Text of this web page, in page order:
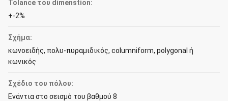
Tolance του dimenstion:
+-2%
Σχήμα:
κωνοειδής, πολυ-πυραμιδικός, columniform, polygonal ή
κωνικός
Σχέδιο του πόλου:
Ενάντια στο σεισμό του βαθμού 8